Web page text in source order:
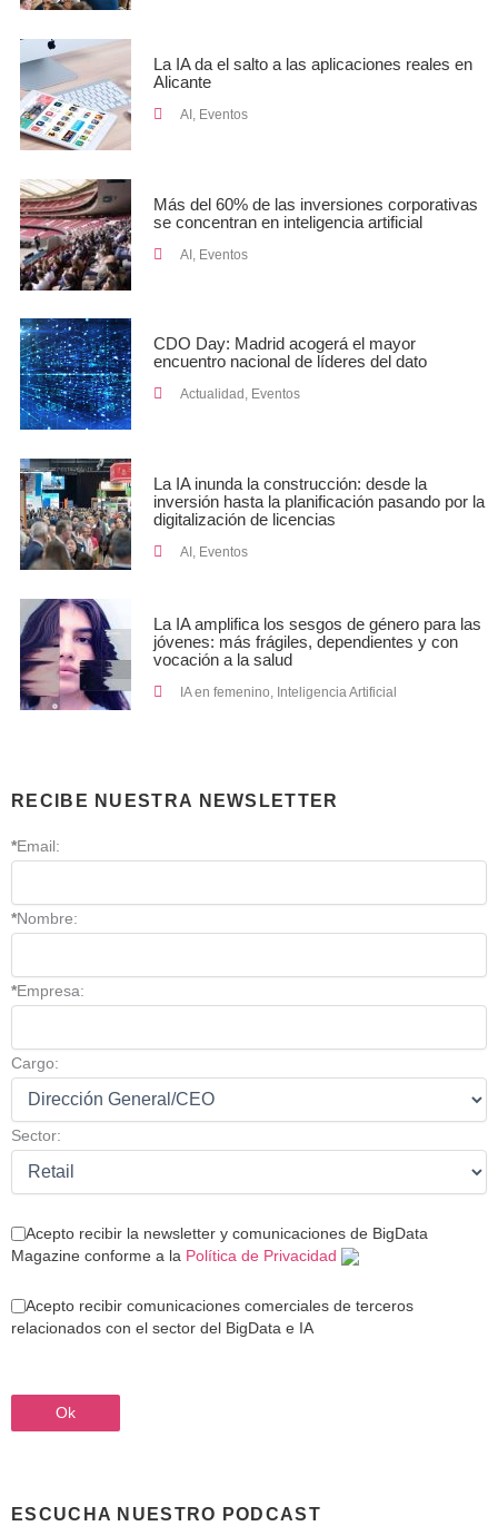
La IA da el salto a las aplicaciones reales en
Alicante
AI , Eventos
Más del 60% de las inversiones corporativas
se concentran en inteligencia artificial
AI Eventos
CDO Day: Madrid acogerá el mayor
encuentro nacional de líderes del dato
Actualidad , Eventos
La IA inunda la construcción: desde la
inversión hasta la planificación pasando por la
digitalización de licencias
AI , Eventos
La IA amplifica los sesgos de género para las
jóvenes: más frágiles, dependientes y con
vocación a la salud
IA en femenino Inteligencia Artificial
RECIBE NUESTRA NEWSLETTER
*Email:
*Nombre:
*Empresa:
Cargo:
Sector:
Acepto recibir la newsletter y comunicaciones de BigData
Magazine conforme a la Política de Privacidad
Acepto recibir comunicaciones comerciales de terceros
relacionados con el sector del BigData e IA
ESCUCHA NUESTRO PODCAST